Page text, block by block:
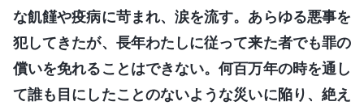
な飢饉や疫病に苛まれ、涙を流す。あらゆる悪事を
犯してきたが、長年わたしに従って来た者でも罪の
償いを免れることはできない。何百万年の時を通し
て誰も目にしたことのないような災いに陥り、絶え